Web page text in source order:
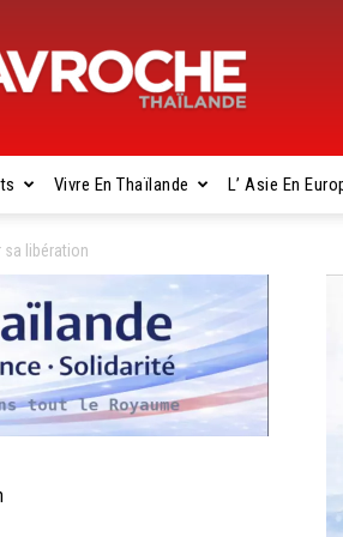
Gavroche
Thaïlande
Vivre En Thaïlande L’ Asie En
sa libération